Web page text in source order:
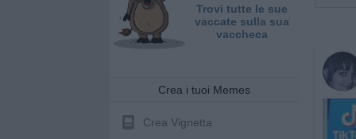
Trovi tutte le sue
vaccate sulla sua
vaccheca
Crea i tuoi Memes
Crea Vignetta